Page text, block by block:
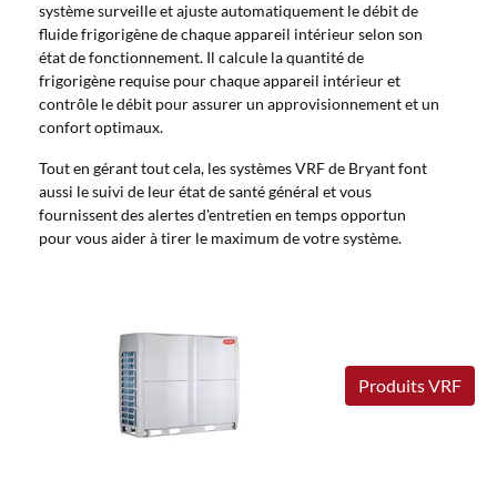
système surveille et ajuste automatiquement le débit de
fluide frigorigène de chaque appareil intérieur selon son
état de fonctionnement. Il calcule la quantité de
frigorigène requise pour chaque appareil intérieur et
contrôle le débit pour assurer un approvisionnement et un
confort optimaux.
Tout en gérant tout cela, les systèmes VRF de Bryant font
aussi le suivi de leur état de santé général et vous
fournissent des alertes d'entretien en temps opportun
pour vous aider à tirer le maximum de votre système.
Produits VRF